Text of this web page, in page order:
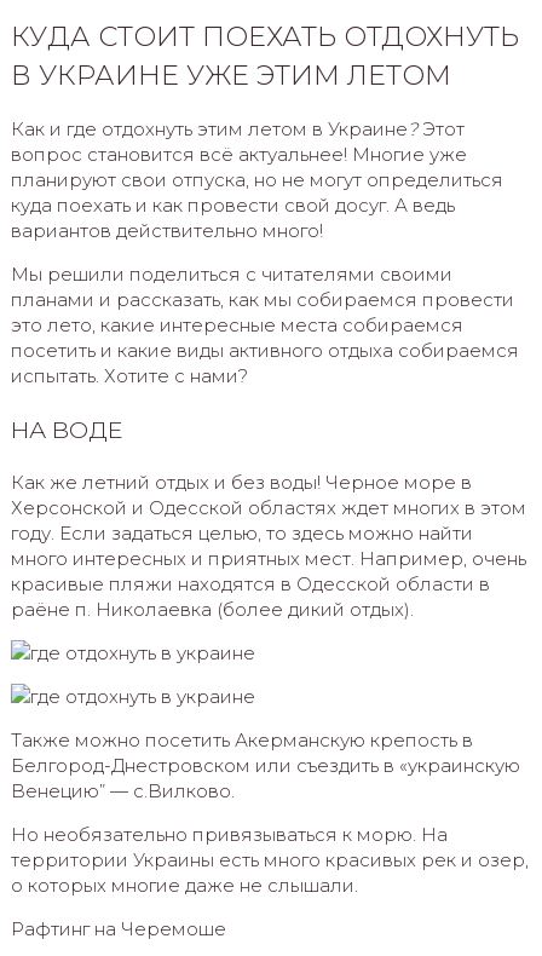
КУДА СТОИТ ПОЕХАТЬ ОТДОХНУТЬ
В УКРАИНЕ УЖЕ ЭТИМ ЛЕТОМ
Как и где отдохнуть этим летом в Украине?Этот
вопрос становится всё актуальнее! Многие уже
планируют свои отпуска, но не могут определиться
куда поехать и как провести свой досуг. А ведь
вариантов действительно много!
Мы решили поделиться с читателями своими
планами и рассказать, как мы собираемся провести
это лето, какие интересные места собираемся
посетить и какие виды активного отдыха собираемся
испытать. Хотите с нами?
НА ВОДЕ
Как же летний отдых и без воды! Черное море в
Херсонской и Одесской областях ждет многих в этом
году. Если задаться целью, то здесь можно найти
много интересных и приятных мест. Например, очень
красивые пляжи находятся в Одесской области в
раёне п. Николаевка (более дикий отдых).
Также можно посетить Акерманскую крепость в
Белгород-Днестровском или съездить в «украинскую
Венецию” — с.Вилково.
Но необязательно привязываться к морю. На
территории Украины есть много красивых рек и озер,
о которых многие даже не слышали.
Рафтинг на Черемоше